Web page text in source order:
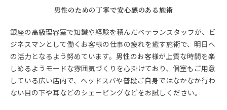
男性のための丁寧で安心感のある施術
銀座の高級理容室で知識や経験を積んだベテランスタッフが、ビ
ジネスマンとして働くお客様の仕事の疲れを癒す施術で、明日へ
の活力となるよう努めています。男性のお客様が上質な時間を楽
しめるようモードな雰囲気づくりを心掛けており、個室もご用意
している広い店内で、ヘッドスパや普段ご自身ではなかなか行わ
ない目の下や耳などのシェービングなどをお試しください。